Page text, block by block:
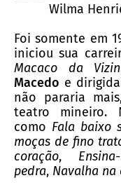
Wilma
Foi somente em
iniciou sua
Macaco da
Macedo e
não pararia
teatro mineiro.
como Fala baixo
moças de fino
coração,
pedra, Navalha na